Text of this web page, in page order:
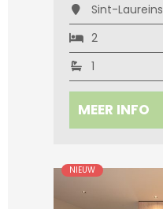
Sint-Laureins
2
1
MEER INFO
NIEUW